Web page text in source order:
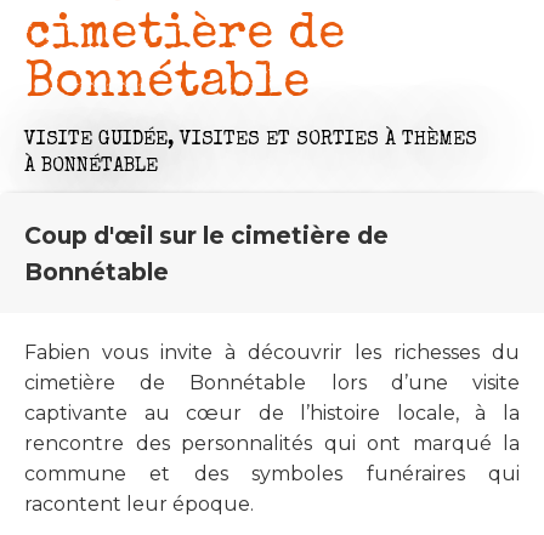
cimetière de
Bonnétable
VISITE GUIDÉE, VISITES ET SORTIES À THÈMES
À BONNÉTABLE
Coup d'œil sur le cimetière de
Bonnétable
Fabien vous invite à découvrir les richesses du
cimetière de Bonnétable lors d’une visite
captivante au cœur de l’histoire locale, à la
rencontre des personnalités qui ont marqué la
commune et des symboles funéraires qui
racontent leur époque.